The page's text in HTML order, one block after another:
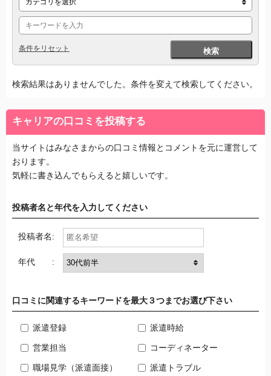
検索
条件をリセット
検索結果はありませんでした。条件を変えて検索してください。
キャリアの口コミを投稿する
当サイトはみなさまからの口コミ情報とコメントを元に運営して
おります。
気軽に書き込んでもらえると嬉しいです。
投稿者名と年代を入力してください
投稿者名:
年代 :
口コミに関連するキーワードを最大３つまでお選び下さい
派遣登録 派遣時給
営業担当 コーディネーター
職場見学（派遣面接） 派遣トラブル